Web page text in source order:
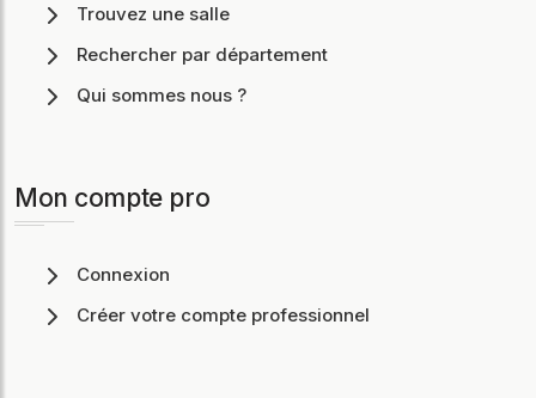
Trouvez une salle
Rechercher par département
Qui sommes nous ?
Mon compte pro
Connexion
Créer votre compte professionnel